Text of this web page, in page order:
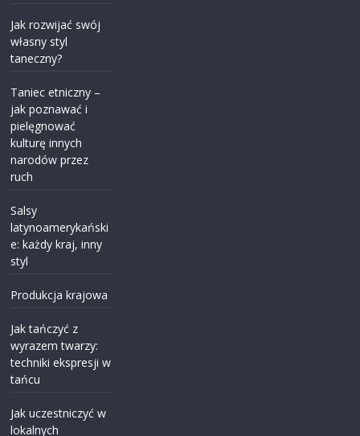
Jak rozwijać swój
własny styl
taneczny?
Taniec etniczny –
jak poznawać i
pielęgnować
kulturę innych
narodów przez
ruch
Salsy
latynoamerykański
e: każdy kraj, inny
styl
Produkcja krajowa
Jak tańczyć z
wyrazem twarzy:
techniki ekspresji w
tańcu
Jak uczestniczyć w
lokalnych